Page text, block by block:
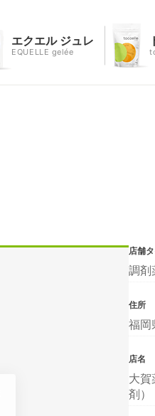
エクエル ジュレ
EQUELLE gelée
店舗
調剤
住所
福岡
店名
大賀
剤）